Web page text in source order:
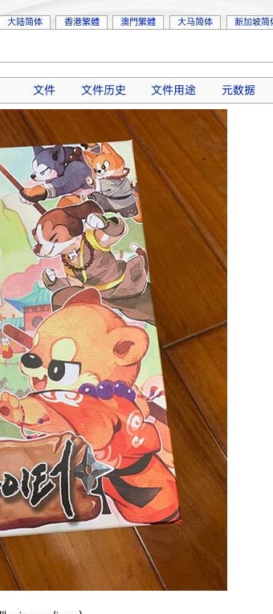
文件 文件历史 文件用途 元数据
大陆简体 香港繁體 澳門繁體 大马简体 新加坡简